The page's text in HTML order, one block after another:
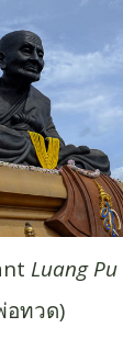
Luang
อทวด)